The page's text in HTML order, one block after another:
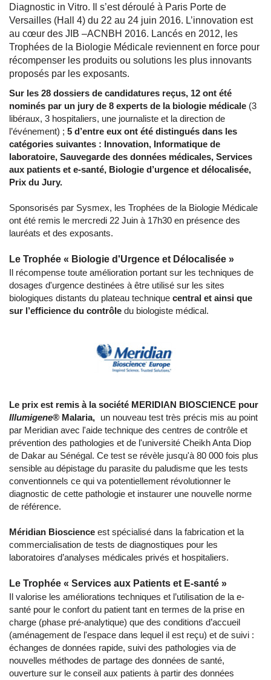
Diagnostic in Vitro. Il s’est déroulé à Paris Porte de
Versailles (Hall 4) du 22 au 24 juin 2016. L’innovation est
au cœur des JIB –ACNBH 2016. Lancés en 2012, les
Trophées de la Biologie Médicale reviennent en force pour
récompenser les produits ou solutions les plus innovants
proposés par les exposants.
Sur les 28 dossiers de candidatures reçus, 12 ont été
nominés par un jury de 8 experts de la biologie médicale (3
libéraux, 3 hospitaliers, une journaliste et la direction de
l’événement) ; 5 d’entre eux ont été distingués dans les
catégories suivantes : Innovation, Informatique de
laboratoire, Sauvegarde des données médicales, Services
aux patients et e-santé, Biologie d’urgence et délocalisée,
Prix du Jury.
Sponsorisés par Sysmex, les Trophées de la Biologie Médicale
ont été remis le mercredi 22 Juin à 17h30 en présence des
lauréats et des exposants.
Le Trophée « Biologie d'Urgence et Délocalisée »
Il récompense toute amélioration portant sur les techniques de
dosages d'urgence destinées à être utilisé sur les sites
biologiques distants du plateau technique central et ainsi que
sur l’efficience du contrôle du biologiste médical.
Le prix est remis à la société MERIDIAN BIOSCIENCE pour
Illumigene® Malaria, un nouveau test très précis mis au point
par Meridian avec l'aide technique des centres de contrôle et
prévention des pathologies et de l'université Cheikh Anta Diop
de Dakar au Sénégal. Ce test se révèle jusqu'à 80 000 fois plus
sensible au dépistage du parasite du paludisme que les tests
conventionnels ce qui va potentiellement révolutionner le
diagnostic de cette pathologie et instaurer une nouvelle norme
de référence.
Méridian Bioscience est spécialisé dans la fabrication et la
commercialisation de tests de diagnostiques pour les
laboratoires d’analyses médicales privés et hospitaliers.
Le Trophée « Services aux Patients et E-santé »
Il valorise les améliorations techniques et l’utilisation de la e-
santé pour le confort du patient tant en termes de la prise en
charge (phase pré-analytique) que des conditions d’accueil
(aménagement de l'espace dans lequel il est reçu) et de suivi :
échanges de données rapide, suivi des pathologies via de
nouvelles méthodes de partage des données de santé,
ouverture sur le conseil aux patients à partir des données